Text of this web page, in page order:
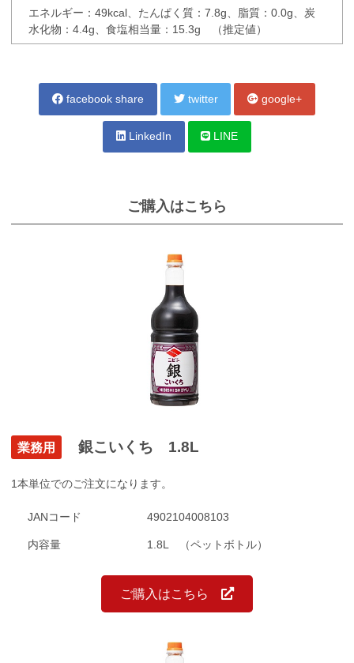
エネルギー：49kcal、たんぱく質：7.8g、脂質：0.0g、炭
水化物：4.4g、食塩相当量：15.3g （推定値）
facebook share twitter google+
LinkedIn LINE
ご購入はこちら
業務用 銀こいくち 1.8L
1本単位でのご注文になります。
JANコード 4902104008103
内容量 1.8L （ペットボトル）
ご購入はこちら